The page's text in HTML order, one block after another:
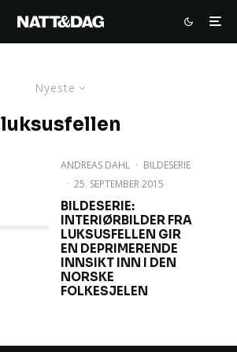
Nyeste
luksusfellen
ANDREAS DAHL · BILDESERIE
· 25. SEPTEMBER 2015
BILDESERIE:
INTERIØRBILDER FRA
LUKSUSFELLEN GIR
EN DEPRIMERENDE
INNSIKT INN I DEN
NORSKE
FOLKESJELEN